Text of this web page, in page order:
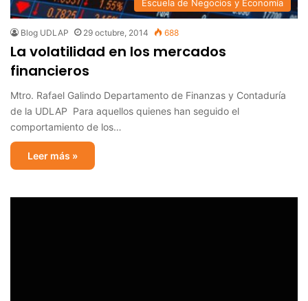
Escuela de Negocios y Economía
Blog UDLAP 29 octubre, 2014 688
La volatilidad en los mercados
financieros
Mtro. Rafael Galindo Departamento de Finanzas y Contaduría
de la UDLAP Para aquellos quienes han seguido el
comportamiento de los…
Leer más »